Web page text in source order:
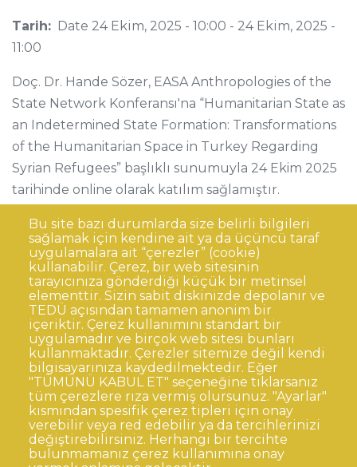
Tarih: Date 24 Ekim, 2025 - 10:00 - 24 Ekim, 2025 -
11:00
Doç. Dr. Hande Sözer, EASA Anthropologies of the
State Network Konferansı'na “Humanitarian State as
an Indetermined State Formation: Transformations
of the Humanitarian Space in Turkey Regarding
Syrian Refugees” başlıklı sunumuyla 24 Ekim 2025
tarihinde online olarak katılım sağlamıştır.
Bu site bazı durumlarda size belirli bilgileri
sağlamak için kendine ait ya da üçüncü taraf
uygulamalara ait “çerezler” (cookie)
kullanabilir. Çerez, bir web sitesinin
tarayıcınıza gönderdiği küçük bir metinsel
elementtir. Sizin sabit diskinizde depolanır ve
TEDÜ açısından tamamen anonim bir
içeriktir. Çerez kullanımını standart bir
uygulamadır ve birçok web sitesi bunları
kullanmaktadır. Çerezler sitemize değil kendi
bilgisayarınıza kaydedilmektedir. Eğer
"TÜMÜNÜ KABUL ET" seçeneğine tıklarsanız
tüm çerezlere rıza vermiş olursunuz. "Ayarlar"
kısmından spesifik çerez tipleri için onay
verebilir veya red edebilir ya da tercihlerinizi
değiştirebilirsiniz. Herhangi bir tercihte
bulunmamanız çerez kullanımına onay
Dipnot
Sıkça Sorulan Sorular
Kişisel Verilerin Korunması
Gizlilik Politikası
Sorumluluk Reddi
Açık Rıza
Kurumsal Kimlik
© TED Üniversitesi. Ziya Gökalp Caddesi No:48 06420, Kolej
Çankaya ANKARA